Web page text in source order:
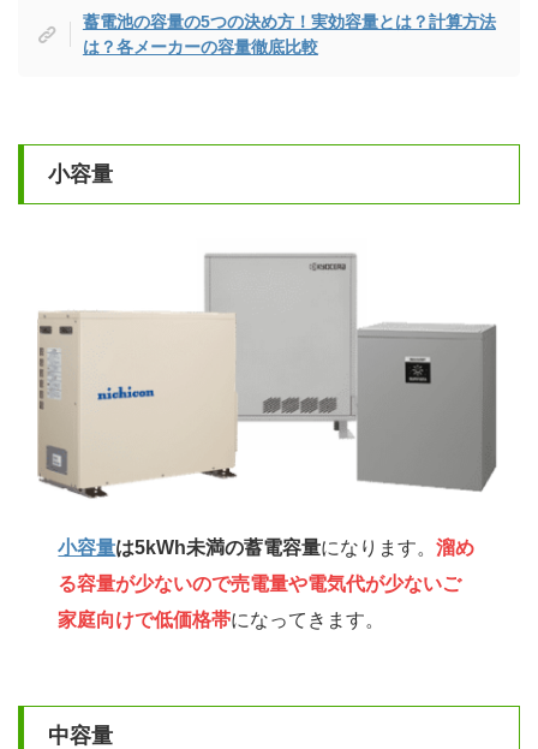
蓄電池の容量の5つの決め方！実効容量とは？計算方法
は？各メーカーの容量徹底比較
小容量
小容量は5kWh未満の蓄電容量になります。溜め
る容量が少ないので売電量や電気代が少ないご
家庭向けで低価格帯になってきます。
中容量